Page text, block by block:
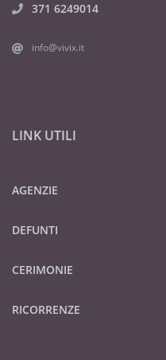
371 6249014
info@vivix.it
LINK UTILI
AGENZIE
DEFUNTI
CERIMONIE
RICORRENZE